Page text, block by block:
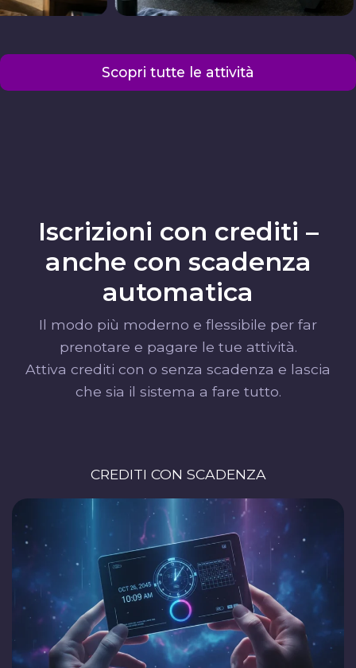
Scopri tutte le attività
Iscrizioni con crediti –
anche con scadenza
automatica
Il modo più moderno e flessibile per far
prenotare e pagare le tue attività.
Attiva crediti con o senza scadenza e lascia
che sia il sistema a fare tutto.
CREDITI CON SCADENZA